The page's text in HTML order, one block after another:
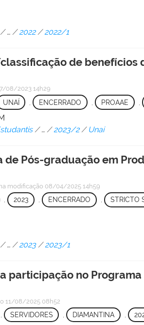
/…/2022 /2022/1
de benefícios
08/2023 14h29
UNAÍ , ENCERRADO , PROAAE
/…/2023/2 / Unaí
Pós-graduação em
modificação 08/04/2025 14h59
, 2023 , ENCERRADO , STRICTO
/… /2023 /2023/1
participação no
11/08/2025 08h52
SERVIDORES , DIAMANTINA ,